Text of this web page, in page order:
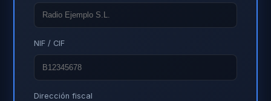
NIF / CIF
Dirección fiscal